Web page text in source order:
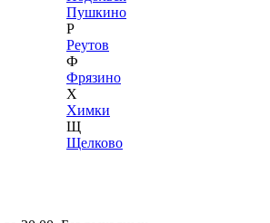
Пушкино
Р
Реутов
Ф
Фрязино
Х
Химки
Щ
Щелково